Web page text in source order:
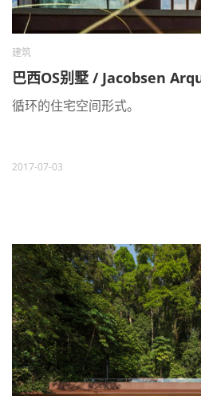
建筑
巴西OS别墅 / Jacobsen
循环的住宅空间形式。
2017-07-03